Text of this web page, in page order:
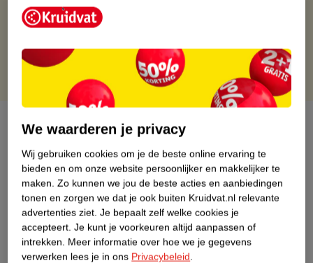
Gratis retourneren via verkooppartner.
Gratis punten met je Kruidvat kaart
Over dit product
Productinformatie
Nature Impact Score
Dit product heeft (nog) geen Nature
Impact Score.
Meer informatie
We waarderen je privacy
Wij gebruiken cookies om je de beste online ervaring te
bieden en om onze website persoonlijker en makkelijker te
maken. Zo kunnen we jou de beste acties en aanbiedingen
tonen en zorgen we dat je ook buiten Kruidvat.nl relevante
advertenties ziet. Je bepaalt zelf welke cookies je
accepteert. Je kunt je voorkeuren altijd aanpassen of
intrekken. Meer informatie over hoe we je gegevens
verwerken lees je in ons Privacybeleid.